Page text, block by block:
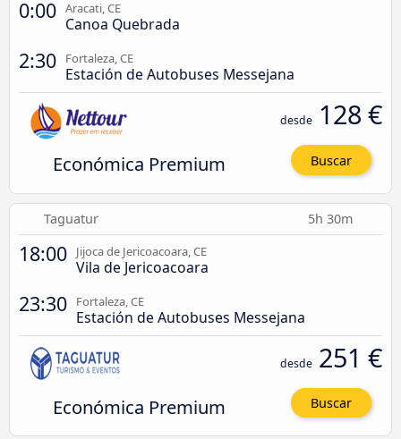
0:00 Aracati, CE
Canoa Quebrada
2:30 Fortaleza, CE
Estación de Autobuses Messejana
Económica Premium
desde 128 €
Buscar
Taguatur 5h 30m
18:00 Jijoca de Jericoacoara, CE
Vila de Jericoacoara
23:30 Fortaleza, CE
Estación de Autobuses Messejana
Económica Premium
desde 251 €
Buscar